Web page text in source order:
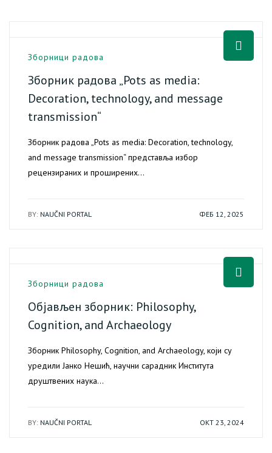
Зборници радова
Зборник радова „Pots as media:
Decoration, technology, and message
transmission“
Зборник радова „Pots as media: Decoration, technology,
and message transmission“ представља избор
рецензираних и проширених…
BY: NAUČNI PORTAL ФЕБ 12, 2025
Зборници радова
Објављен зборник: Philosophy,
Cognition, and Archaeology
Зборник Philosophy, Cognition, and Archaeology, који су
уредили Јанко Нешић, научни сарадник Института
друштвених наука…
BY: NAUČNI PORTAL ОКТ 23, 2024